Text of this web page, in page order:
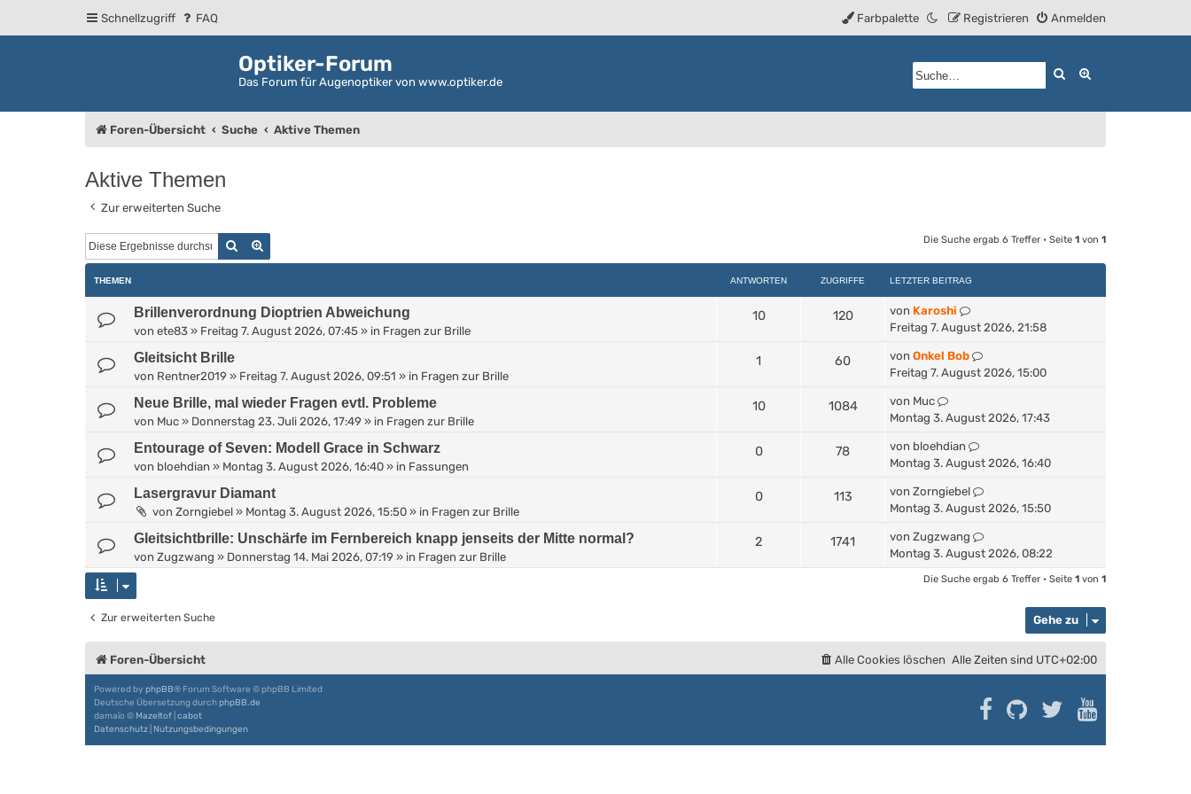
Schnellzugriff FAQ Anmelden
Registrieren
Farbpalette
Optiker-Forum
Das Forum für Augenoptiker von www.optiker.de
Suche
Foren-Übersicht Suche Aktive Themen
Aktive Themen
Zur erweiterten Suche
Suche Die Suche ergab 6 Treffer • Seite 1 von 1
THEMEN ANTWORTEN ZUGRIFFE LETZTER BEITRAG
Brillenverordnung Dioptrien Abweichung
von ete83 » Freitag 7. August 2026, 07:45 » in Fragen zur Brille
10 120 von Karoshi
Freitag 7. August 2026, 21:58
Gleitsicht Brille
von Rentner2019 » Freitag 7. August 2026, 09:51 » in Fragen zur Brille
1 60 von Onkel Bob
Freitag 7. August 2026, 15:00
Neue Brille, mal wieder Fragen evtl. Probleme
von Muc » Donnerstag 23. Juli 2026, 17:49 » in Fragen zur Brille
10 1084 von Muc
Montag 3. August 2026, 17:43
Entourage of Seven: Modell Grace in Schwarz
von bloehdian » Montag 3. August 2026, 16:40 » in Fassungen
0 78 von bloehdian
Montag 3. August 2026, 16:40
Lasergravur Diamant
von Zorngiebel » Montag 3. August 2026, 15:50 » in Fragen zur Brille
0 113 von Zorngiebel
Montag 3. August 2026, 15:50
Gleitsichtbrille: Unschärfe im Fernbereich knapp jenseits der Mitte normal?
von Zugzwang » Donnerstag 14. Mai 2026, 07:19 » in Fragen zur Brille
2 1741 von Zugzwang
Montag 3. August 2026, 08:22
Die Suche ergab 6 Treffer • Seite 1 von 1
Zur erweiterten Suche Gehe zu
Foren-Übersicht Alle Zeiten sind UTC+02:00
Alle Cookies löschen
Powered by phpBB® Forum Software © phpBB Limited
Deutsche Übersetzung durchphpBB.de
damaïo © Mazeltof cabot
Datenschutz Nutzungsbedingungen